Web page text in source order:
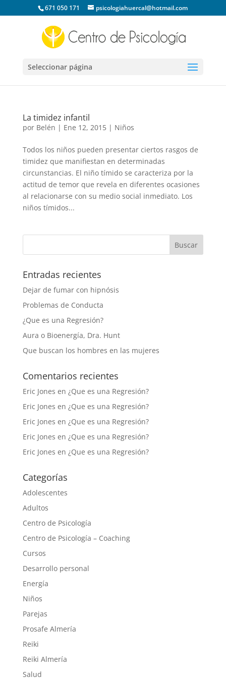
671 050 171 psicologiahuercal@hotmail.com
Seleccionar página
La timidez infantil
por Belén | Ene 12, 2015| Niños
Todos los niños pueden presentar ciertos rasgos de
timidez que manifiestan en determinadas
circunstancias. El niño tímido se caracteriza por la
actitud de temor que revela en diferentes ocasiones
al relacionarse con su medio social inmediato. Los
niños tímidos...
Entradas recientes
Dejar de fumar con hipnósis
Problemas de Conducta
¿Que es una Regresión?
Aura o Bioenergía, Dra. Hunt
Que buscan los hombres en las mujeres
Comentarios recientes
Eric Jones en ¿Que es una Regresión?
Eric Jones en ¿Que es una Regresión?
Eric Jones en ¿Que es una Regresión?
Eric Jones en ¿Que es una Regresión?
Eric Jones en ¿Que es una Regresión?
Categorías
Adolescentes
Adultos
Centro de Psicología
Centro de Psicología – Coaching
Cursos
Desarrollo personal
Energía
Niños
Parejas
Prosafe Almería
Reiki
Reiki Almería
Salud